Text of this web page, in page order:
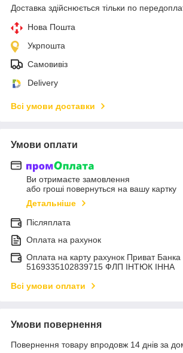
Доставка здійснюється тільки по
Нова Пошта
Укрпошта
Самовивіз
Delivery
Всі умови доставки
Умови оплати
Ви отримаєте замовлення
або гроші повернуться на вашу картку
Детальніше
Післяплата
Оплата на рахунок
Оплата на карту рахунок Приват Банка
5169335102839715 ФЛП ІНТЮК ІННА
Всі умови оплати
Умови повернення
Повернення товару впродовж 14 днів за